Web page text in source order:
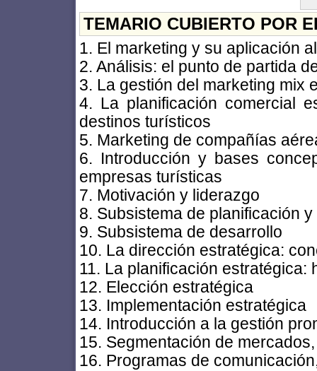
TEMARIO CUBIERTO POR
1. El marketing y su aplicación
2. Análisis: el punto de partida
3. La gestión del marketing mix
4. La planificación comercial
destinos turísticos
5. Marketing de compañías
6. Introducción y bases
empresas turísticas
7. Motivación y liderazgo
8. Subsistema de planificación
9. Subsistema de desarrollo
10. La dirección estratégica:
11. La planificación estratégica:
12. Elección estratégica
13. Implementación estratégica
14. Introducción a la gestión
15. Segmentación de
16. Programas de